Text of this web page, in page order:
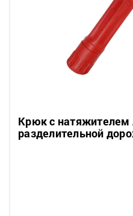
Крюк с натяжителем
разделительной